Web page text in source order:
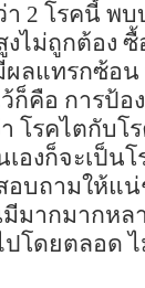
า 2 โรคนี้ พบ
ไม่ถูกต้อง
ลแทรกซ้อน
ก็คือ การป้อ
โรคไตกับโ
องก็จะเป็น
อบถามให้แ
มากมากหล
โดยตลอด ไ